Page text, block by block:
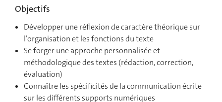
Objectifs
Développer une réflexion de caractère théorique sur
l’organisation et les fonctions du texte
Se forger une approche personnalisée et
méthodologique des textes (rédaction, correction,
évaluation)
Connaître les spécificités de la communication écrite
sur les différents supports numériques